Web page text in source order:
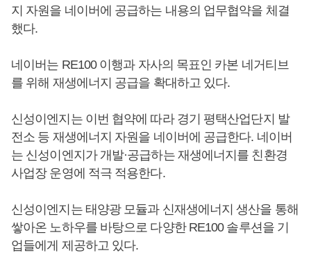
지 자원을 네이버에 공급하는 내용의 업무협약을 체결
했다.
네이버는 RE100 이행과 자사의 목표인 카본 네거티브
를 위해 재생에너지 공급을 확대하고 있다.
신성이엔지는 이번 협약에 따라 경기 평택산업단지 발
전소 등 재생에너지 자원을 네이버에 공급한다. 네이버
는 신성이엔지가 개발·공급하는 재생에너지를 친환경
사업장 운영에 적극 적용한다.
신성이엔지는 태양광 모듈과 신재생에너지 생산을 통해
쌓아온 노하우를 바탕으로 다양한 RE100 솔루션을 기
업들에게 제공하고 있다.